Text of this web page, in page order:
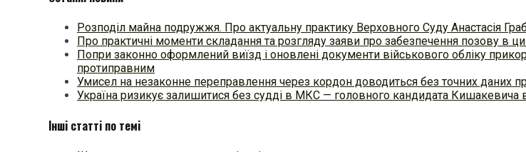
Розподіл майна подружжя. Про актуальну практику Верховного Суду Анастасія
Про практичні моменти складання та розгляду заяви про забезпечення позову в
Попри законно оформлений виїзд і оновлені документи військового обліку
протиправним
Умисел на незаконне переправлення через кордон доводиться без точних даних
Україна ризикує залишитися без судді в МКС — головного кандидата Кишакевича
Інші статті по темі